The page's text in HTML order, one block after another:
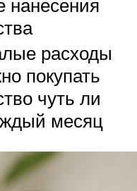
нанесения
расходы
покупать
чуть ли
месяц